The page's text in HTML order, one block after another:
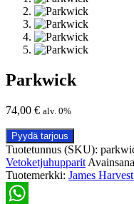
Parkwick
74,00 € alv. 0%
Pyydä tarjous
Tuotetunnus (SKU):
Vetoketjuhupparit
Tuotemerkki: James